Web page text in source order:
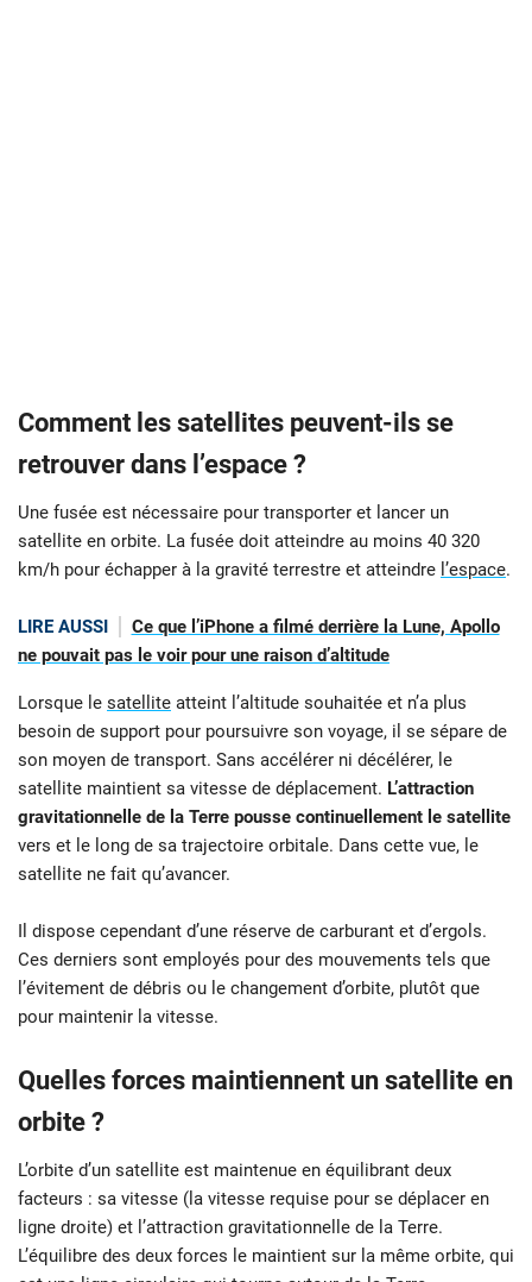
Comment les satellites peuvent-ils se
retrouver dans l’espace ?
Une fusée est nécessaire pour transporter et lancer un
satellite en orbite. La fusée doit atteindre au moins 40 320
km/h pour échapper à la gravité terrestre et atteindre l’espace.
LIRE AUSSI
Ce que l’iPhone a filmé derrière la Lune, Apollo
ne pouvait pas le voir pour une raison d’altitude
Lorsque le satellite atteint l’altitude souhaitée et n’a plus
besoin de support pour poursuivre son voyage, il se sépare de
son moyen de transport. Sans accélérer ni décélérer, le
satellite maintient sa vitesse de déplacement. L’attraction
gravitationnelle de la Terre pousse continuellement le satellite
vers et le long de sa trajectoire orbitale. Dans cette vue, le
satellite ne fait qu’avancer.
Il dispose cependant d’une réserve de carburant et d’ergols.
Ces derniers sont employés pour des mouvements tels que
l’évitement de débris ou le changement d’orbite, plutôt que
pour maintenir la vitesse.
Quelles forces maintiennent un satellite en
orbite ?
L’orbite d’un satellite est maintenue en équilibrant deux
facteurs : sa vitesse (la vitesse requise pour se déplacer en
ligne droite) et l’attraction gravitationnelle de la Terre.
L’équilibre des deux forces le maintient sur la même orbite, qui